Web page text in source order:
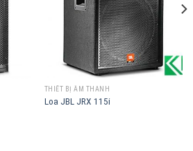
THIẾT BỊ ÂM THANH
Loa JBL JRX 115i